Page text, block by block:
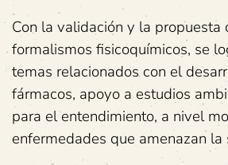
Con la validación y la propuesta
formalismos fisicoquímicos, se
temas relacionados con el
fármacos, apoyo a estudios
para el entendimiento, a nivel
enfermedades que amenazan